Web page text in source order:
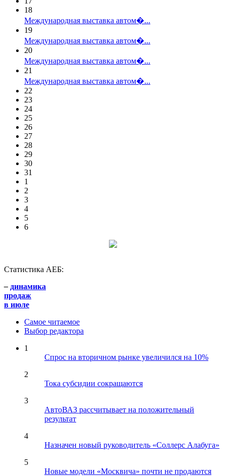
18
Международная выставка автом�...
19
Международная выставка автом�...
20
Международная выставка автом�...
21
Международная выставка автом�...
22
23
24
25
26
27
28
29
30
31
1
2
3
4
5
6
Статистика АЕБ:
– динамика
продаж
в июле
Самое читаемое
Выбор редактора
1
Спрос на вторичном рынке увеличился на 10%
2
Тока субсидии сокращаются
3
АвтоВАЗ рассчитывает на положительный
результат
4
Назначен новый руководитель «Соллерс Алабуга»
5
Новые модели «Москвича» почти не продаются